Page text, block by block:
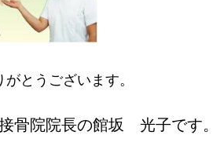
とうございます。
骨院院長の館坂 光子です。